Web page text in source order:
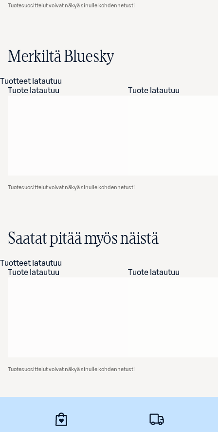
Tuotesuosittelut voivat näkyä sinulle kohdennetusti
Merkiltä Bluesky
Tuotteet latautuu
Tuote latautuu
Tuote latautuu
Tuotesuosittelut voivat näkyä sinulle kohdennetusti
Saatat pitää myös näistä
Tuotteet latautuu
Tuote latautuu
Tuote latautuu
Tuotesuosittelut voivat näkyä sinulle kohdennetusti